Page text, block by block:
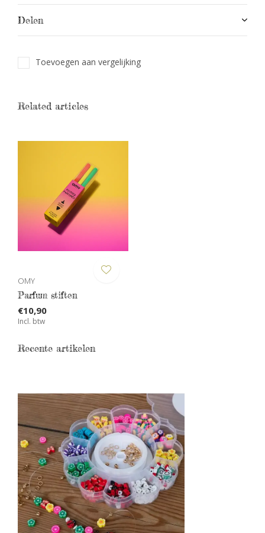
Delen
Toevoegen aan vergelijking
Related articles
OMY
Parfum stiften
€10,90
Incl. btw
Recente artikelen